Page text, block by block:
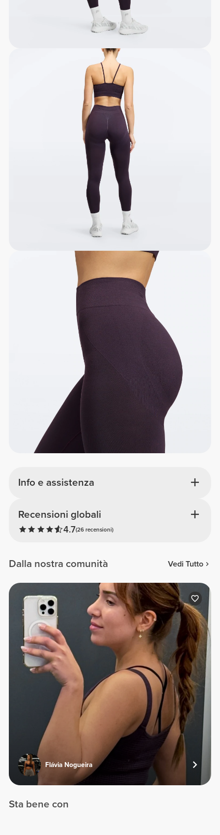
Info e assistenza
Recensioni globali
4.7(26 recensioni)
Dalla nostra comunità Vedi Tutto
Flávia Nogueira
Sta bene con